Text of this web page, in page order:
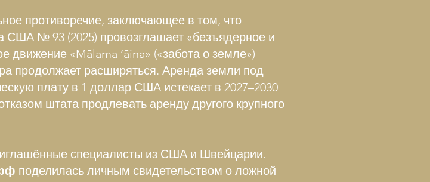
противоречие, заключающее в том, что
США № 93 (2025) провозглашает «безъядерное и
движение «Mālama ‘āina» («забота о земле»)
продолжает расширяться. Аренда земли под
плату в 1 доллар США истекает в 2027–2030
штата продлевать аренду другого крупного
специалисты из США и Швейцарии.
поделилась личным свидетельством о ложной